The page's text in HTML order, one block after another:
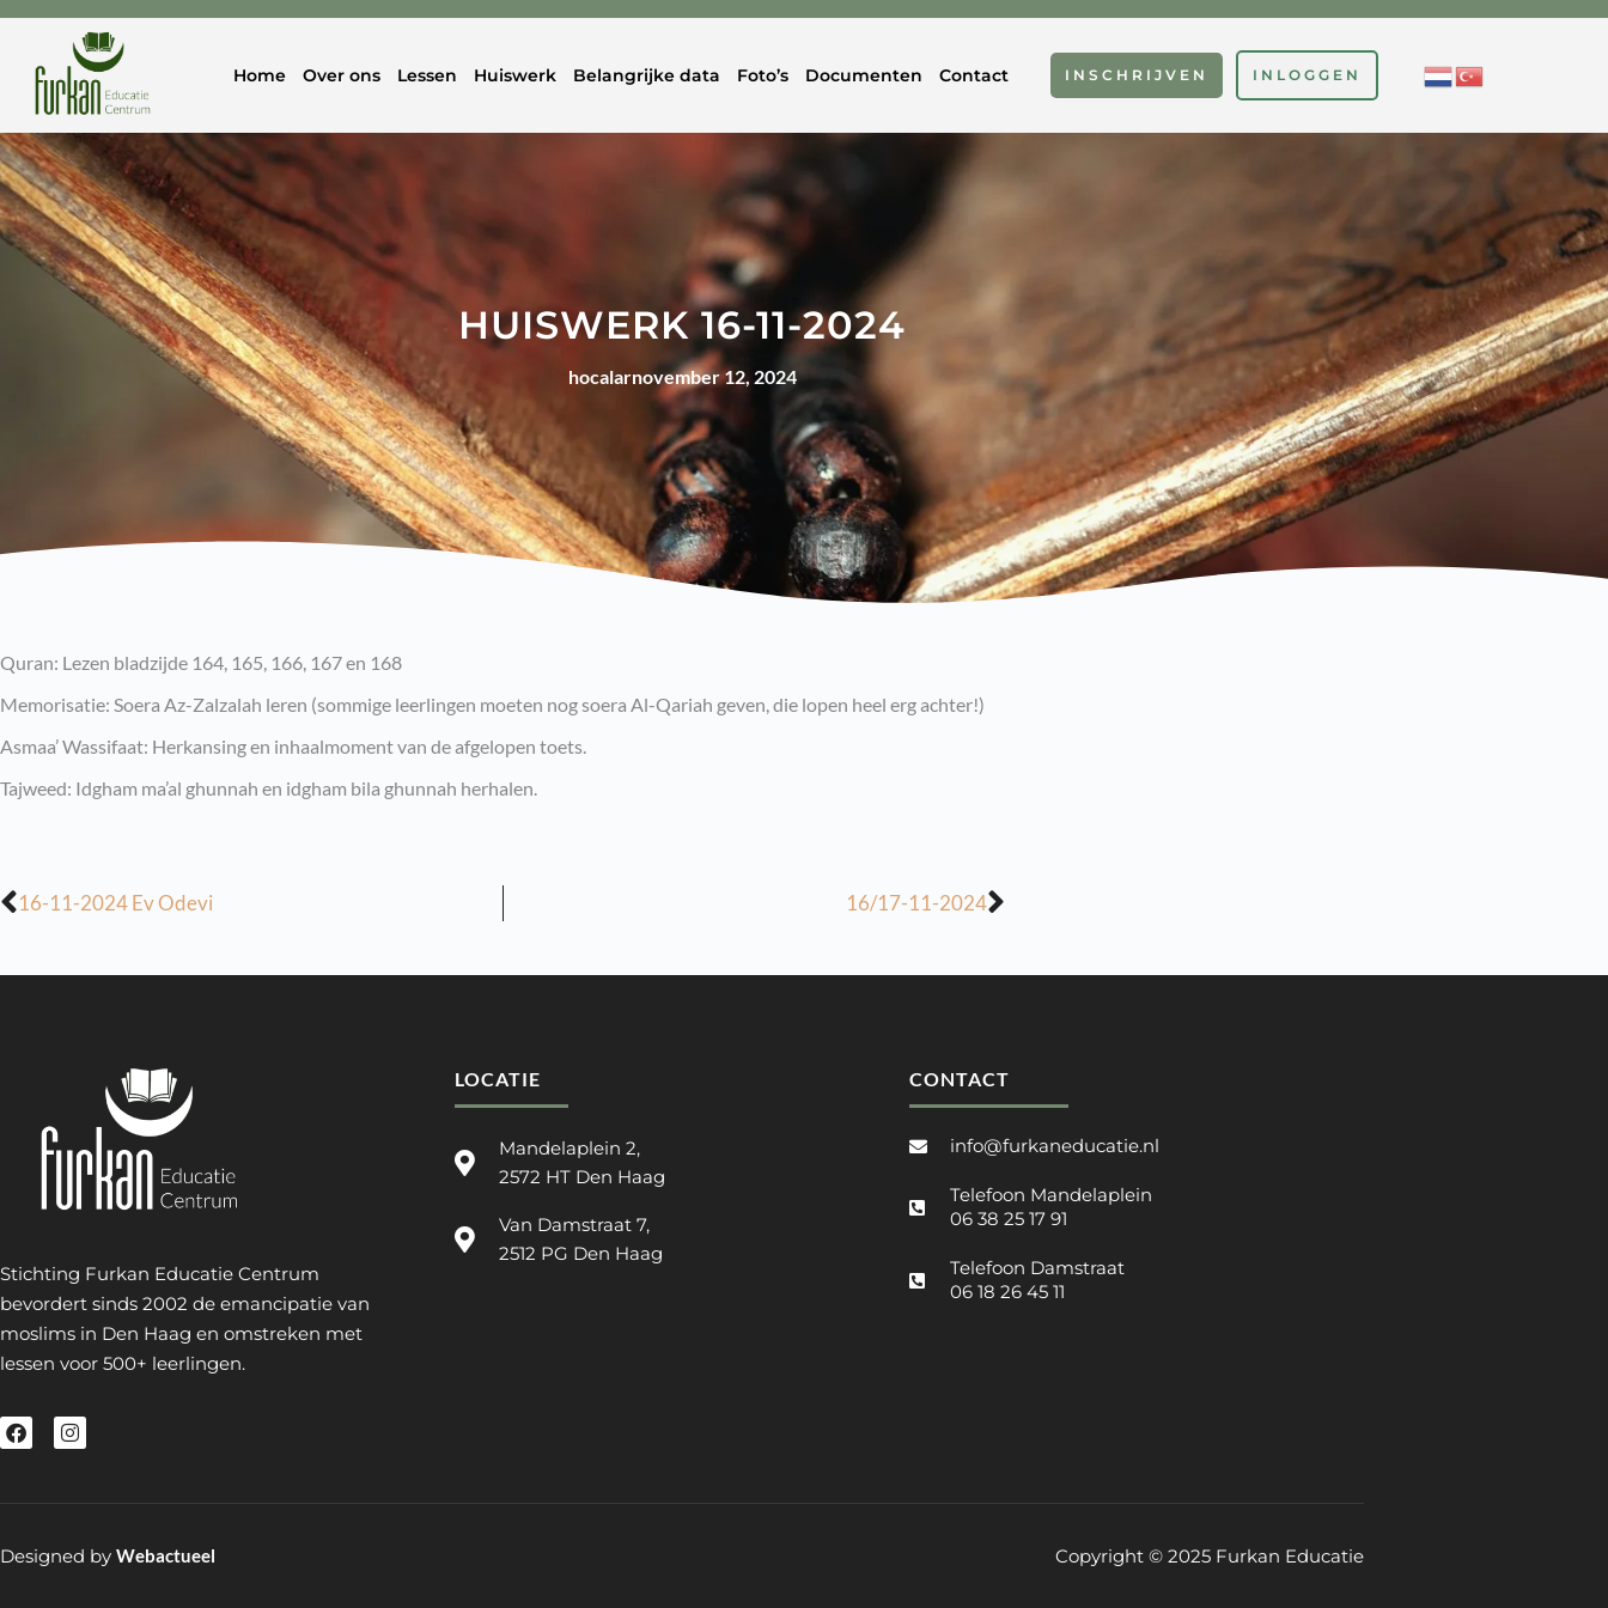
Home Over ons Lessen Huiswerk Belangrijke data Foto’s Documenten Contact INSCHRIJVEN INLOGGEN
HUISWERK 16-11-2024
hocalarnovember 12, 2024
Quran: Lezen bladzijde 164, 165, 166, 167 en 168
Memorisatie: Soera Az-Zalzalah leren (sommige leerlingen moeten nog soera Al-Qariah geven, die lopen heel erg achter!)
Asmaa’ Wassifaat: Herkansing en inhaalmoment van de afgelopen toets.
Tajweed: Idgham ma’al ghunnah en idgham bila ghunnah herhalen.
16-11-2024 Ev Odevi 16/17-11-2024
Stichting Furkan Educatie Centrum
bevordert sinds 2002 de emancipatie van
moslims in Den Haag en omstreken met
lessen voor 500+ leerlingen.
LOCATIE
Mandelaplein 2,
2572 HT Den Haag
Van Damstraat 7,
2512 PG Den Haag
CONTACT
info@furkaneducatie.nl
Telefoon Mandelaplein
06 38 25 17 91
Telefoon Damstraat
06 18 26 45 11
Designed by Webactueel Copyright © 2025 Furkan Educatie